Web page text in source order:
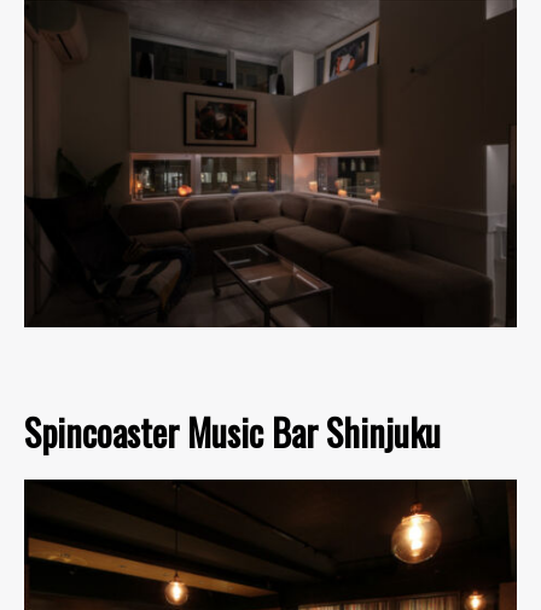
Spincoaster Music Bar Shinjuku